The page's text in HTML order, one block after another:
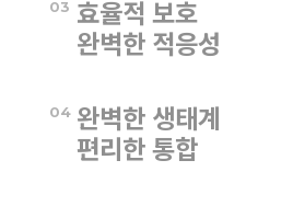
고안정성을 제공하며, 생산 라인의
가능하고, 쉽게 교체할 수 있으며 공
03 효율적 보호
완벽한 적응성
적용 가능합니다.
04 완벽한 생태계
편리한 통합